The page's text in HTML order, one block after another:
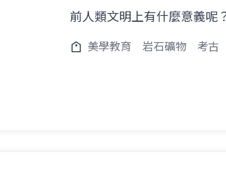
前人類文明上有什麼意義呢
美學教育 岩石礦物 考古